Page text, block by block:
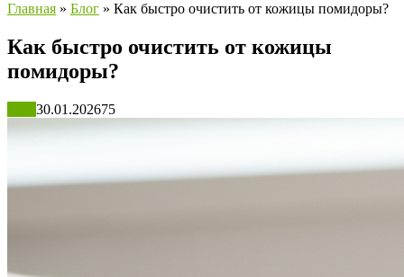
Главная » Блог » Как быстро очистить от кожицы помидоры?
Как быстро очистить от кожицы
помидоры?
30.01.202675